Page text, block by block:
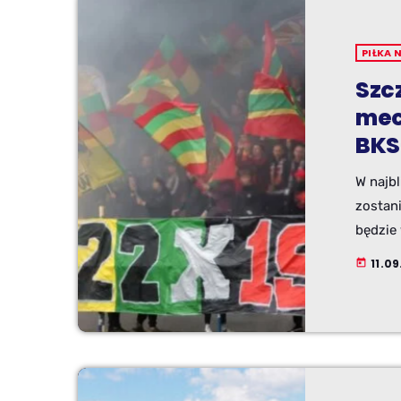
PIŁKA
W
będzie
today